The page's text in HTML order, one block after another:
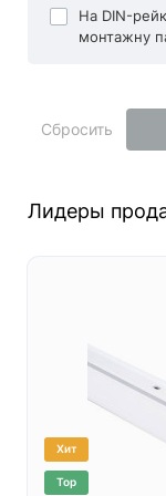
На DIN-
монтажну
Сбросить
Лидеры
Хит
Top